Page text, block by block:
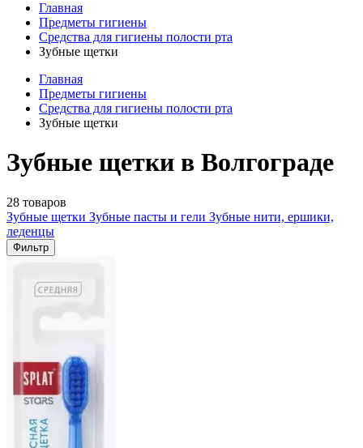
Главная
Предметы гигиены
Средства для гигиены полости рта
Зубные щетки
Главная
Предметы гигиены
Средства для гигиены полости рта
Зубные щетки
Зубные щетки в Волгограде
28 товаров
Зубные щетки Зубные пасты и гели Зубные нити, ершики,
леденцы
Фильтр